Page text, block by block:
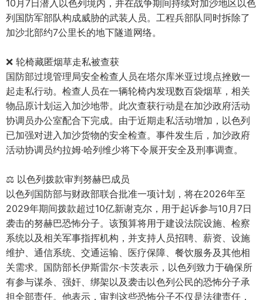
10月7日潜入以色列境内，并在战争期间持续对加沙地区以色
列国防军部队构成威胁的武装人员。工程兵部队同时拆除了
加沙北部约7公里长的地下隧道网络。
❌ 轮椅藏匿烟草走私被查获
国防部过境管理局安全检查人员在塔尔库米亚过境点挫败一
起走私行动。检查人员在一辆轮椅内发现数百袋烟草，相关
物品原计划运入加沙地带。此次查获行动是在加沙政府活动
协调员办公室配合下完成。由于近期走私活动增加，以色列
已加强对进入加沙货物的安全检查。事件发生后，加沙政府
活动协调员约拉姆·哈列维少将下令展开安全及刑事调查。
⚖️ 以色列拨款审判努赫巴成员
以色列国防部与财政部联合批准一项计划，将在2026年至
2029年期间拨款超过10亿新谢克尔，用于起诉参与10月7日
袭击的努赫巴恐怖分子。该预算将用于建设法院设施、检察
系统以及相关军事指挥机构，并支持人员招聘、薪资、设施
维护、通信系统、交通运输、医疗保障、餐饮服务及其他相
关需求。国防部长伊斯雷尔·卡茨表示，以色列致力于确保所
有参与谋杀、强奸、绑架以及袭击以色列公民的恐怖分子承
担全部责任。他表示，审判这些恐怖分子不仅是法律责任，